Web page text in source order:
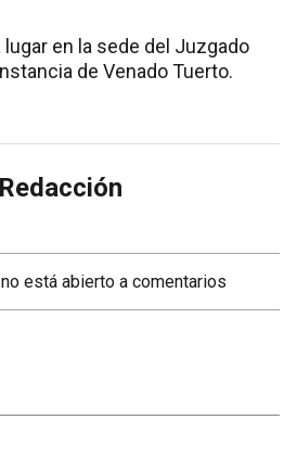
en la sede del Juzgado
de Venado Tuerto.
está abierto a comentarios